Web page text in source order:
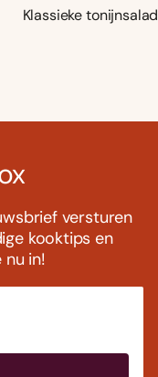
Klassieke
versturen
kooktips en
nu in!